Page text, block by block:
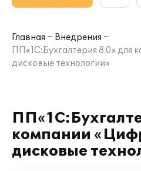
Главная
Внедрения
ПП«1С:Бухгалтерия 8.0»
дисковые технологии»
компании
дисковые